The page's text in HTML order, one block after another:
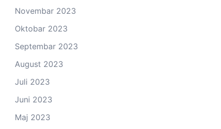
Novembar 2023
Oktobar 2023
Septembar 2023
August 2023
Juli 2023
Juni 2023
Maj 2023